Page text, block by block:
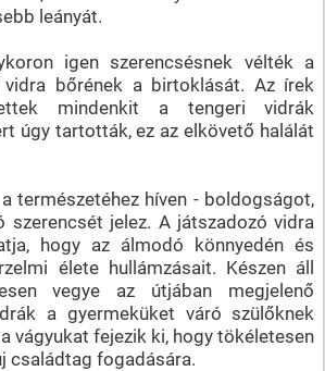
leányát.
igen szerencsésnek vélték a
bőrének a birtoklását. Az írek
mindenkit a tengeri vidrák
úgy tartották, ez az elkövető halálát
természetéhez híven - boldogságot,
szerencsét jelez. A játszadozó vidra
hogy az álmodó könnyedén és
élete hullámzásait. Készen áll
vegye az útjában megjelenő
a gyermeküket váró szülőknek
vágyukat fejezik ki, hogy tökéletesen
családtag fogadására.